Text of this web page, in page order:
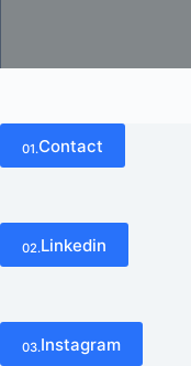
01.Contact
02.Linkedin
03.Instagram